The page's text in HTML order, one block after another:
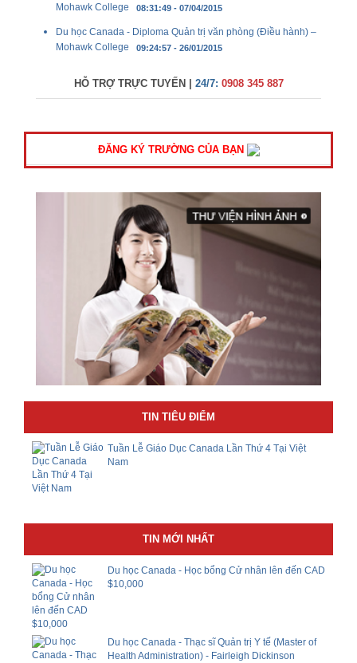
Mohawk College 08:31:49 - 07/04/2015
Du học Canada - Diploma Quản trị văn phòng (Điều hành) –
Mohawk College 09:24:57 - 26/01/2015
HỖ TRỢ TRỰC TUYẾN | 24/7: 0908 345 887
ĐĂNG KÝ TRƯỜNG CỦA BẠN
TIN TIÊU ĐIỂM
Tuần Lễ Giáo Dục Canada Lần Thứ 4 Tại Việt
Nam
TIN MỚI NHẤT
Du học Canada - Học bổng Cử nhân lên đến CAD
$10,000
Du học Canada - Thạc sĩ Quản trị Y tế (Master of
Health Administration) - Fairleigh Dickinson